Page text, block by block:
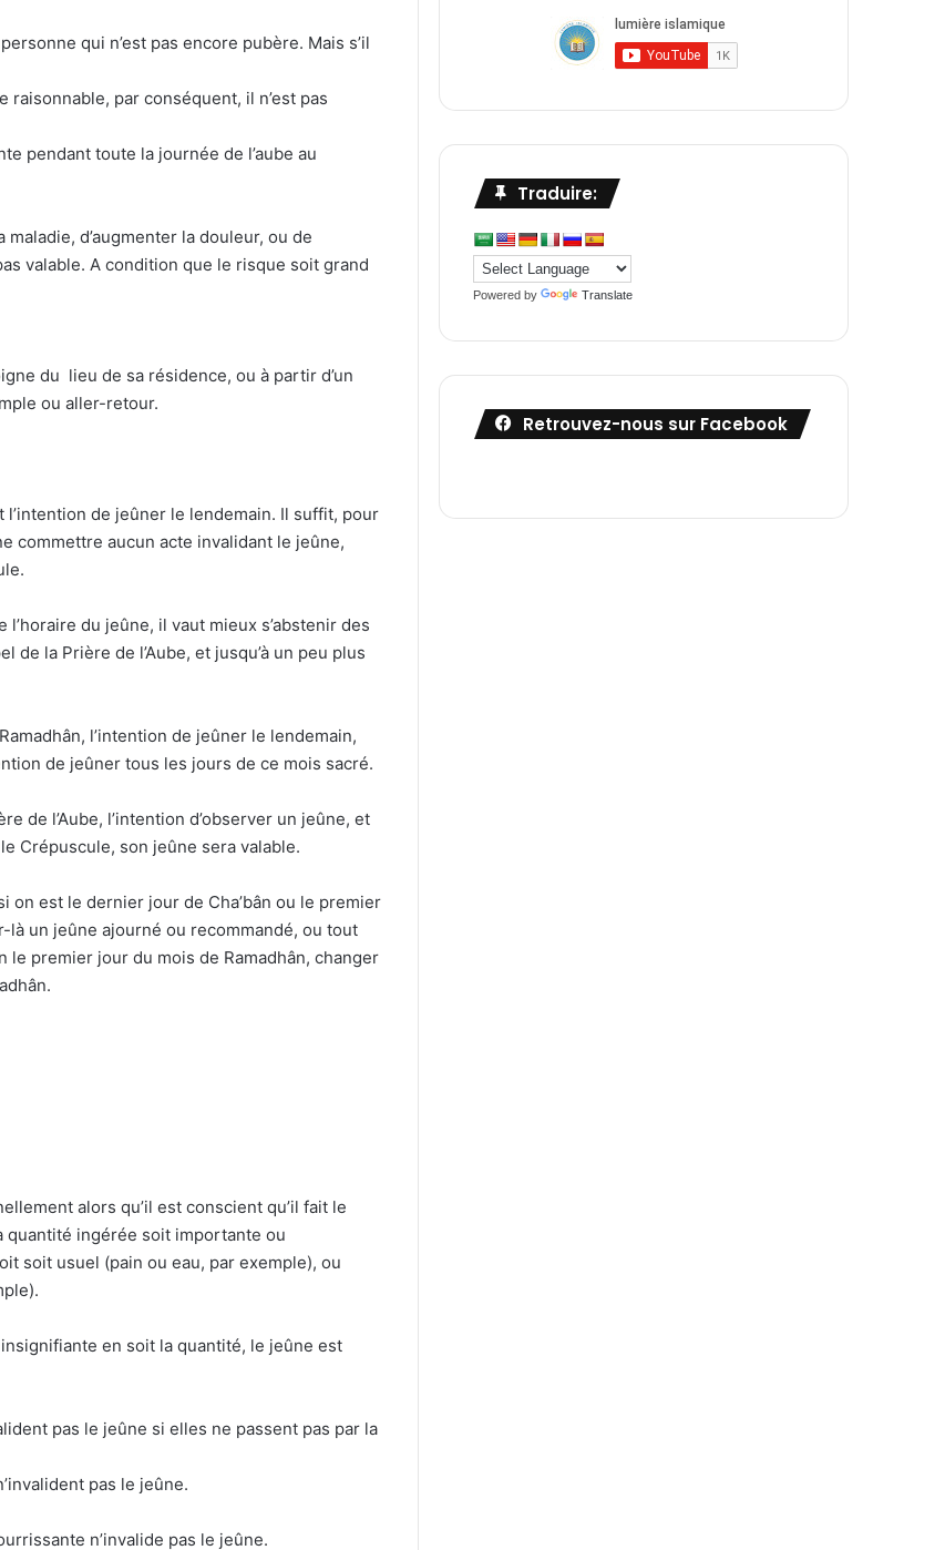
qui n’est pas encore pubère. Mais s’il
raisonnable, par conséquent, il n’est pas
pendant toute la journée de l’aube au
maladie, d’augmenter la douleur, ou de
valable. A condition que le risque soit grand
du lieu de sa résidence, ou à partir d’un
ou aller-retour.
de jeûner le lendemain. Il suffit, pour
commettre aucun acte invalidant le jeûne,
du jeûne, il vaut mieux s’abstenir des
de la Prière de l’Aube, et jusqu’à un peu plus
l’intention de jeûner le lendemain,
de jeûner tous les jours de ce mois sacré.
de l’Aube, l’intention d’observer un jeûne, et
Crépuscule, son jeûne sera valable.
on est le dernier jour de Cha’bân ou le premier
là un jeûne ajourné ou recommandé, ou tout
le premier jour du mois de Ramadhân, changer
alors qu’il est conscient qu’il fait le
ingérée soit importante ou
soit usuel (pain ou eau, par exemple), ou
en soit la quantité, le jeûne est
pas le jeûne si elles ne passent pas par la
pas le jeûne.
n’invalide pas le jeûne.
Traduire:
Powered by Translate
Retrouvez-nous sur Facebook